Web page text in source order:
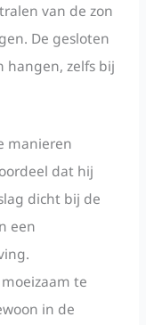
van de zon
De gesloten
zelfs bij
manieren
dat hij
dicht bij de
een
te
in de